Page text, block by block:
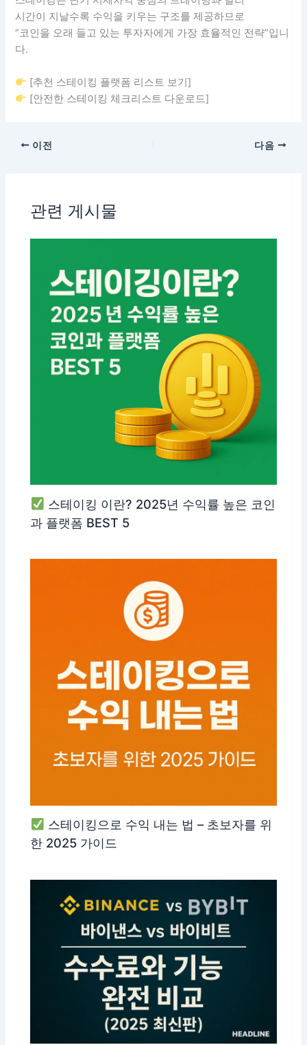
시간이 지날수록 수익을 키우는 구조를 제공하므로
“코인을 오래 들고 있는 투자자에게 가장 효율적인 전략”입니
다.
[추천 스테이킹 플랫폼 리스트 보기]
[안전한 스테이킹 체크리스트 다운로드]
이전 다음
관련 게시물
스테이킹 이란? 2025년 수익률 높은 코인
과 플랫폼 BEST 5
스테이킹으로 수익 내는 법 – 초보자를 위
한 2025 가이드